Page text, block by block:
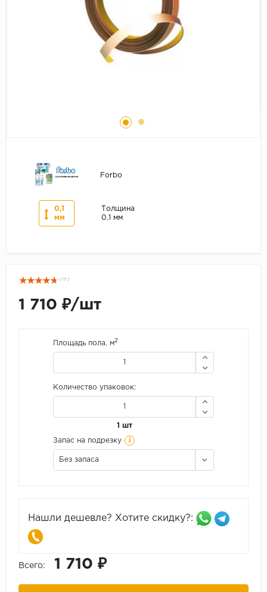
Forbo
0,1
мм
Толщина
0,1 мм
( 17 )
1 710 ₽/шт
Площадь пола, м2
Количество упаковок:
1 шт
Запас на подрезку i
Без запаса
Нашли дешевле? Хотите скидку?:
Всего: 1 710 ₽